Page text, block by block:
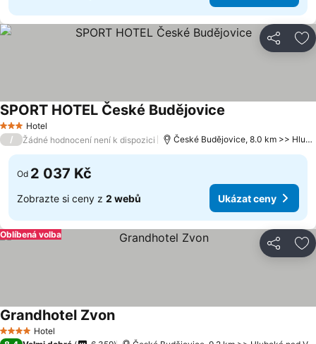
Sdílet
3 Počet hvězdiček
Hotel
SPORT HOTEL České Budějovice
/ Žádné hodnocení není k dispozici České Budějovice, 8.0 km >> Hluboká nad Vltavou
Od 2 037 Kč
Zobrazte si ceny z 2 webů Ukázat ceny
Sdílet
Oblíbená volba
4 Počet hvězdiček
Hotel
Grandhotel Zvon